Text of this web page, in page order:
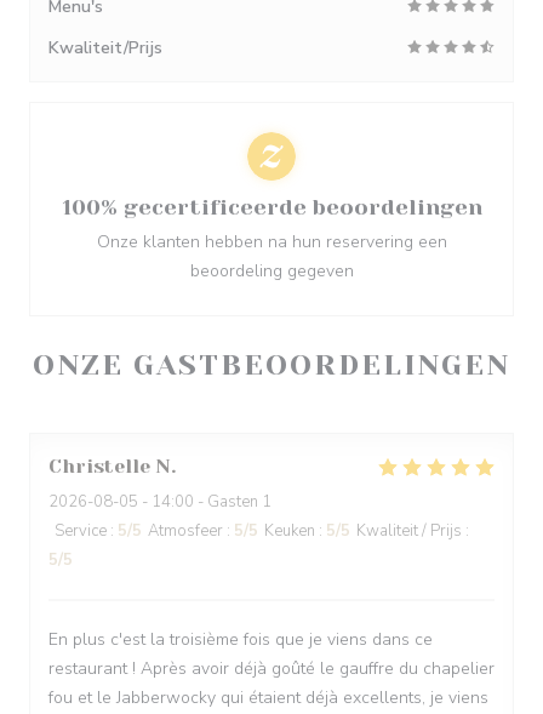
ONZE GASTBEOORDELINGEN
Christelle N
2026-08-05 - 14:00 - Gasten 1
Service : 5/5 Atmosfeer : 5/5 Keuken : 5/5 Kwaliteit / Prijs :
5/5
En plus c'est la troisième fois que je viens dans ce
restaurant ! Après avoir déjà goûté le gauffre du chapelier
fou et le Jabberwocky qui étaient déjà excellents, je viens
Menu's
Kwaliteit/Prijs
100% gecertificeerde beoordelingen
Onze klanten hebben na hun reservering een
beoordeling gegeven